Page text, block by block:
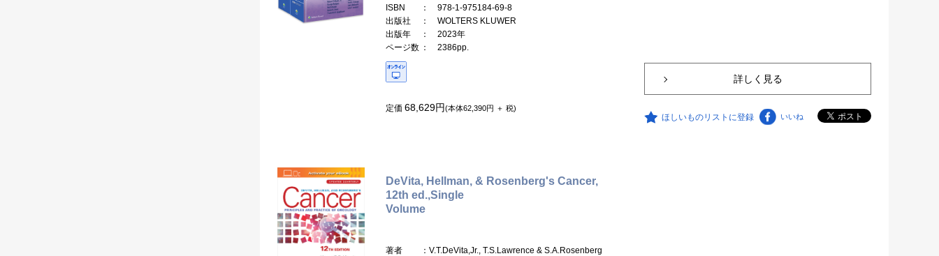
ISBN
： 978-1-975184-69-8
出版社
： WOLTERS KLUWER
出版年
： 2023年
ページ数 ： 2386pp.
定価 68,629円(本体62,390円 ＋ 税)
詳しく見る
ほしいものリストに登録 いいね
DeVita, Hellman, & Rosenberg's Cancer,
12th ed.,Single
Volume
著者
：V.T.DeVita,Jr., T.S.Lawrence & S.A.Rosenberg